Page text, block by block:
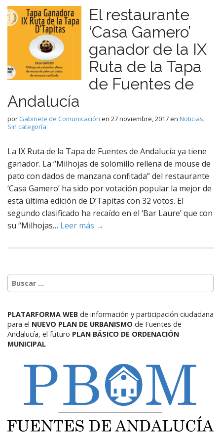
El restaurante
‘Casa Gamero’
ganador de la IX
Ruta de la Tapa
de Fuentes de
Andalucía
por Gabinete de Comunicación en 27 noviembre, 2017en Noticias,
Sin categoría
La IX Ruta de la Tapa de Fuentes de Andalucía ya tiene
ganador. La “Milhojas de solomillo rellena de mouse de
pato con dados de manzana confitada” del restaurante
‘Casa Gamero’ ha sido por votación popular la mejor de
esta última edición de D’Tapitas con 32 votos. El
segundo clasificado ha recaído en el ‘Bar Laure’ que con
su “Milhojas… Leer más →
PLATARFORMA WEB de información y participación ciudadana
para el NUEVO PLAN DE URBANISMO de Fuentes de
Andalucía, el futuro PLAN BÁSICO DE ORDENACIÓN
MUNICIPAL